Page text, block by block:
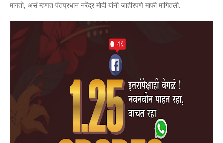
मागतो, असं म्हणत पंतप्रधान नरेंद्र मोदी यांनी जाहीरपणे माफी मागितली.